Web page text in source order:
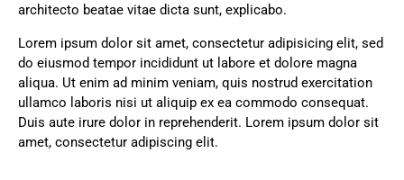
architecto beatae vitae dicta sunt, explicabo.
Lorem ipsum dolor sit amet, consectetur adipisicing elit, sed
do eiusmod tempor incididunt ut labore et dolore magna
aliqua. Ut enim ad minim veniam, quis nostrud exercitation
ullamco laboris nisi ut aliquip ex ea commodo consequat.
Duis aute irure dolor in reprehenderit. Lorem ipsum dolor sit
amet, consectetur adipiscing elit.